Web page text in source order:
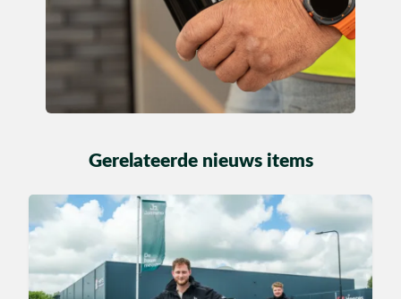
Gerelateerde nieuws items